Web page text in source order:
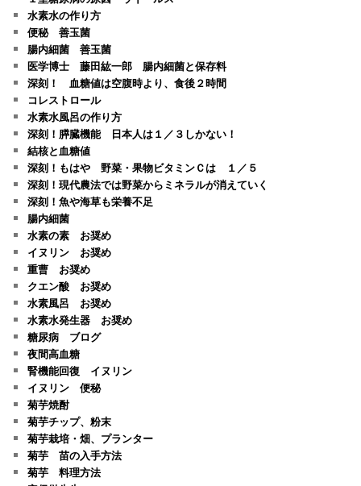
水素水の作り方
便秘 善玉菌
腸内細菌 善玉菌
医学博士 藤田紘一郎 腸内細菌と保存料
深刻！ 血糖値は空腹時より、食後２時間
コレストロール
水素水風呂の作り方
深刻！膵臓機能 日本人は１／３しかない！
結核と血糖値
深刻！もはや 野菜・果物ビタミンＣは １／５
深刻！現代農法では野菜からミネラルが消えていく
深刻！魚や海草も栄養不足
腸内細菌
水素の素 お奨め
イヌリン お奨め
重曹 お奨め
クエン酸 お奨め
水素風呂 お奨め
水素水発生器 お奨め
糖尿病 ブログ
夜間高血糖
腎機能回復 イヌリン
イヌリン 便秘
菊芋焼酎
菊芋チップ、粉末
菊芋栽培・畑、プランター
菊芋 苗の入手方法
菊芋 料理方法